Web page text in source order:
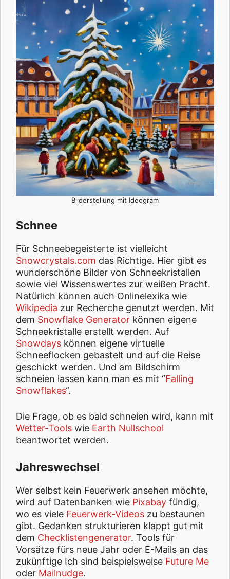
Bilderstellung mit Ideogram
Schnee
Für Schneebegeisterte ist vielleicht
Snowcrystals.com das Richtige. Hier gibt es
wunderschöne Bilder von Schneekristallen
sowie viel Wissenswertes zur weißen Pracht.
Natürlich können auch Onlinelexika wie
Wikipedia zur Recherche genutzt werden. Mit
dem Snowflake Generator können eigene
Schneekristalle erstellt werden. Auf
Snowdays können eigene virtuelle
Schneeflocken gebastelt und auf die Reise
geschickt werden. Und am Bildschirm
schneien lassen kann man es mit “Falling
Snowflakes“.
Die Frage, ob es bald schneien wird, kann mit
Wetter-Tools wie Earth Nullschool
beantwortet werden.
Jahreswechsel
Wer selbst kein Feuerwerk ansehen möchte,
wird auf Datenbanken wie Pixabay fündig,
wo es viele Feuerwerk-Videos zu bestaunen
gibt. Gedanken strukturieren klappt gut mit
dem Checklistengenerator. Tools für
Vorsätze fürs neue Jahr oder E-Mails an das
zukünftige Ich sind beispielsweise Future Me
oder Mailnudge.